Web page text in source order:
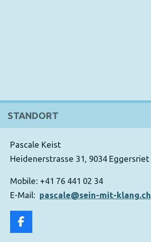
STANDORT
Pascale Keist
Heidenerstrasse 31, 9034 Eggersriet
Mobile: +41 76 441 02 34
E-Mail: pascale@sein-mit-klang.ch
F
a